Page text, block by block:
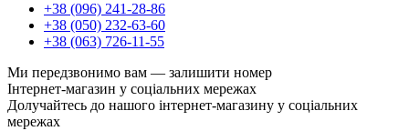
+38 (096) 241-28-86
+38 (050) 232-63-60
+38 (063) 726-11-55
Ми передзвонимо вам — залишити номер
Інтернет-магазин у соціальних мережах
Долучайтесь до нашого інтернет-магазину у соціальних
мережах